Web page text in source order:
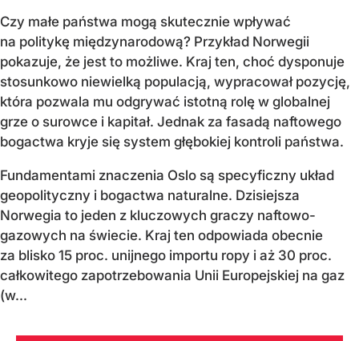
Czy małe państwa mogą skutecznie wpływać
na politykę międzynarodową? Przykład Norwegii
pokazuje, że jest to możliwe. Kraj ten, choć dysponuje
stosunkowo niewielką populacją, wypracował pozycję,
która pozwala mu odgrywać istotną rolę w globalnej
grze o surowce i kapitał. Jednak za fasadą naftowego
bogactwa kryje się system głębokiej kontroli państwa.
Fundamentami znaczenia Oslo są specyficzny układ
geopolityczny i bogactwa naturalne. Dzisiejsza
Norwegia to jeden z kluczowych graczy naftowo-
gazowych na świecie. Kraj ten odpowiada obecnie
za blisko 15 proc. unijnego importu ropy i aż 30 proc.
całkowitego zapotrzebowania Unii Europejskiej na gaz
(w...